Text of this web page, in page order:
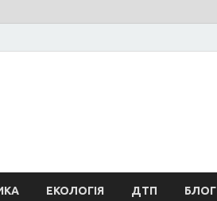
ЕКОЛОГІЯ ДТП БЛОГ